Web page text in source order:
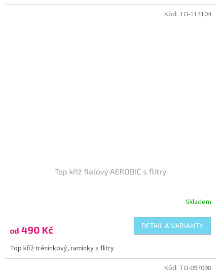
Top kříž fialový AEROBIC s flitry
je
z
5
Skladem
od 490 Kč DETAIL A VARIANTY
Top kříž tréninkový, ramínky s flitry
Kód: TO-114104
Kód: TO-097098